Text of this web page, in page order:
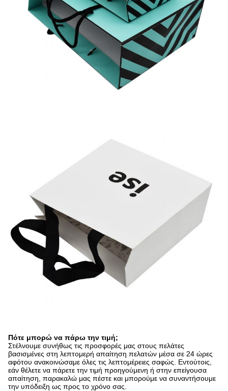
Πότε μπορώ να πάρω την τιμή;
Στέλνουμε συνήθως τις προσφορές μας στους πελάτες
βασισμένες στη λεπτομερή απαίτηση πελατών μέσα σε 24 ώρες
αφότου ανακοινώσαμε όλες τις λεπτομέρειες σαφώς. Εντούτοις,
εάν θέλετε να πάρετε την τιμή προηγούμενη ή στην επείγουσα
απαίτηση, παρακαλώ μας πέστε και μπορούμε να συναντήσουμε
την υπόδειξη ως προς το χρόνο σας.